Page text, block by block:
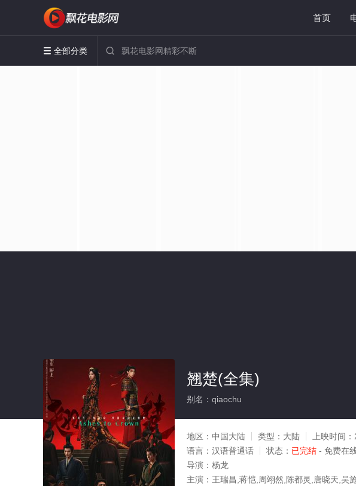
首页
 全部分类 
翘楚(全集)
别名：qiaochu
地区： 中国大陆 类型： 大陆 上映时间：
语言： 汉语普通话 状态： 已完结 - 免费在
导演： 杨龙
主演： 王瑞昌,蒋恺,周翊然,陈都灵,唐晓天,吴